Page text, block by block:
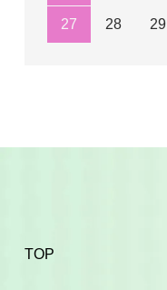
27 28 29
TOP